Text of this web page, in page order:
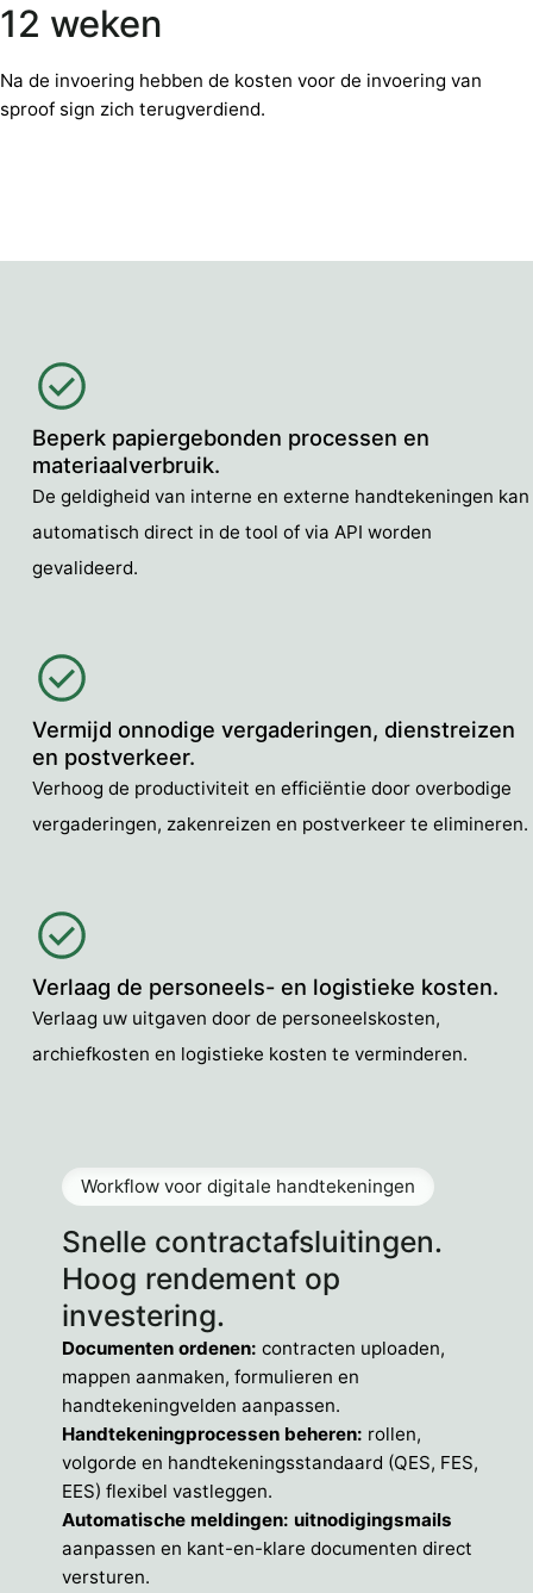
12 weken
Na de invoering hebben de kosten voor de invoering van
sproof sign zich terugverdiend.
Beperk papiergebonden processen en
materiaalverbruik.
De geldigheid van interne en externe handtekeningen kan
automatisch direct in de tool of via API worden
gevalideerd.
Vermijd onnodige vergaderingen, dienstreizen
en postverkeer.
Verhoog de productiviteit en efficiëntie door overbodige
vergaderingen, zakenreizen en postverkeer te elimineren.
Verlaag de personeels- en logistieke kosten.
Verlaag uw uitgaven door de personeelskosten,
archiefkosten en logistieke kosten te verminderen.
Snelle contractafsluitingen.
Hoog rendement op
investering.
Workflow voor digitale handtekeningen
Documenten ordenen: contracten uploaden,
mappen aanmaken, formulieren en
handtekeningvelden aanpassen.
Handtekeningprocessen beheren: rollen,
volgorde en handtekeningsstandaard (QES, FES,
EES) flexibel vastleggen.
Automatische meldingen: uitnodigingsmails
aanpassen en kant-en-klare documenten direct
versturen.